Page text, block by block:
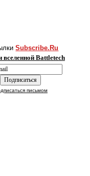
Subscribe.Ru
вселенной Battletech
письмом